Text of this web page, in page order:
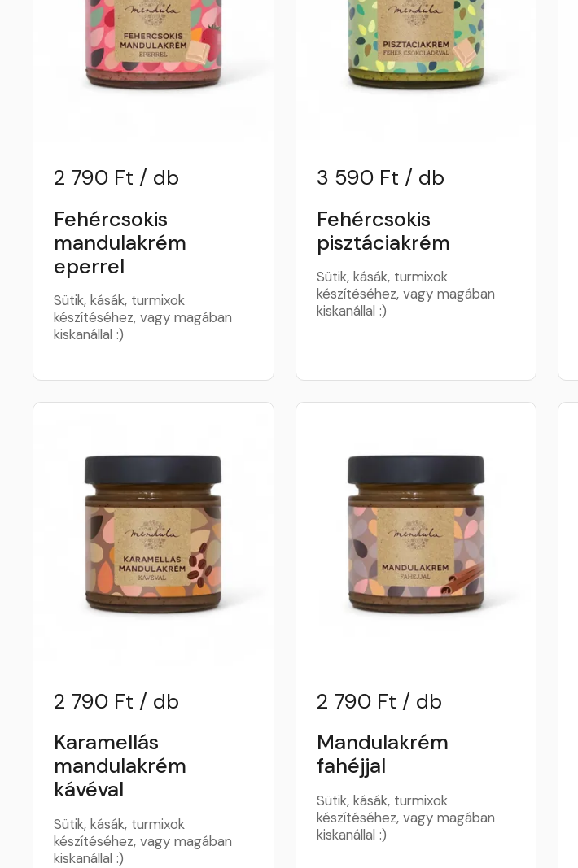
2 790 Ft / db
Fehércsokis
mandulakrém
eperrel
Sütik, kásák, turmixok
készítéséhez, vagy magában
kiskanállal :)
3 590 Ft / db
Fehércsokis
pisztáciakrém
Sütik, kásák, turmixok
készítéséhez, vagy magában
kiskanállal :)
2 790 Ft / db
Karamellás
mandulakrém
kávéval
Sütik, kásák, turmixok
készítéséhez, vagy magában
kiskanállal :)
2 790 Ft / db
Mandulakrém
fahéjjal
Sütik, kásák, turmixok
készítéséhez, vagy magában
kiskanállal :)